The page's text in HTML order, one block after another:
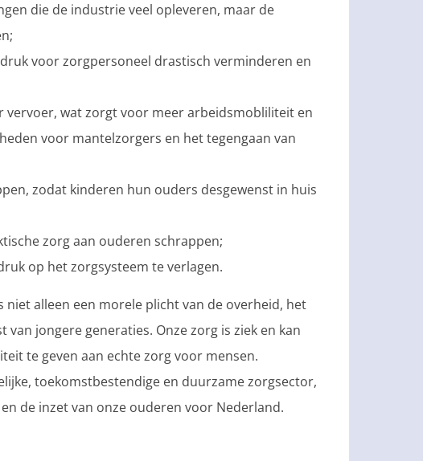
die de industrie veel opleveren, maar de
voor zorgpersoneel drastisch verminderen en
vervoer, wat zorgt voor meer arbeidsmobliliteit en
voor mantelzorgers en het tegengaan van
zodat kinderen hun ouders desgewenst in huis
zorg aan ouderen schrappen;
op het zorgsysteem te verlagen.
alleen een morele plicht van de overheid, het
jongere generaties. Onze zorg is ziek en kan
te geven aan echte zorg voor mensen.
toekomstbestendige en duurzame zorgsector,
de inzet van onze ouderen voor Nederland.